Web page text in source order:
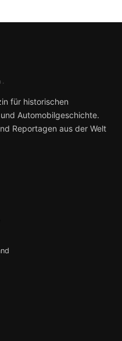
für historischen
Automobilgeschichte.
Reportagen aus der Welt